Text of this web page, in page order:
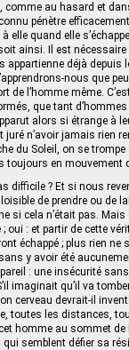
comme au hasard et
pénètre
quand elle
ainsi. Il est
déjà
nous que
de l’homme même.
que tant
alors si étrange à
n’avoir jamais rien
du Soleil, on se trompe
toujours en mouvement
difficile ? Et si nous
de prendre ou de
si cela n’était pas.
: et partir de cette
échappé ; plus rien ne
y avoir été
: une insécurité
imaginait qu’il va
cerveau devrait-il
toutes les distances,
homme au sommet
semblent défier sa